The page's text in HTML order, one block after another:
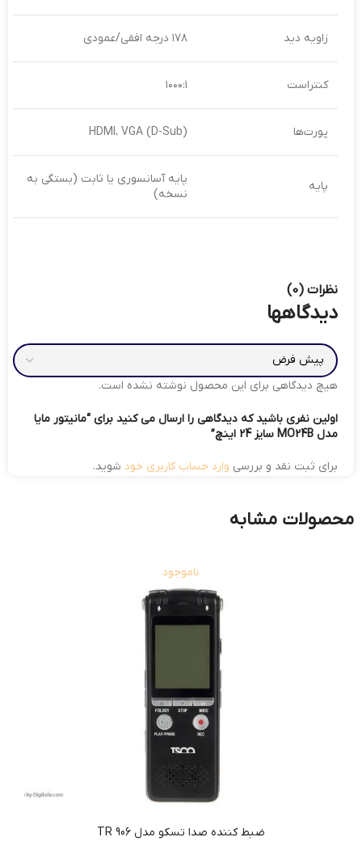
زاویه دید ۱۷۸ درجه افقی/عمودی
کنتراست ۱۰۰۰:۱
پورت‌ها HDMI، VGA (D-Sub)
پایه
پایه آسانسوری یا ثابت (بستگی به
نسخه)
نظرات (0)
دیدگاهها
هیچ دیدگاهی برای این محصول نوشته نشده است.
اولین نفری باشید که دیدگاهی را ارسال می کنید برای “مانیتور مایا
مدل MO24B سایز 24 اینچ”
برای ثبت نقد و بررسی وارد حساب کاربری خود شوید.
محصولات مشابه
ناموجود
ضبط کننده صدا تسکو مدل TR 906